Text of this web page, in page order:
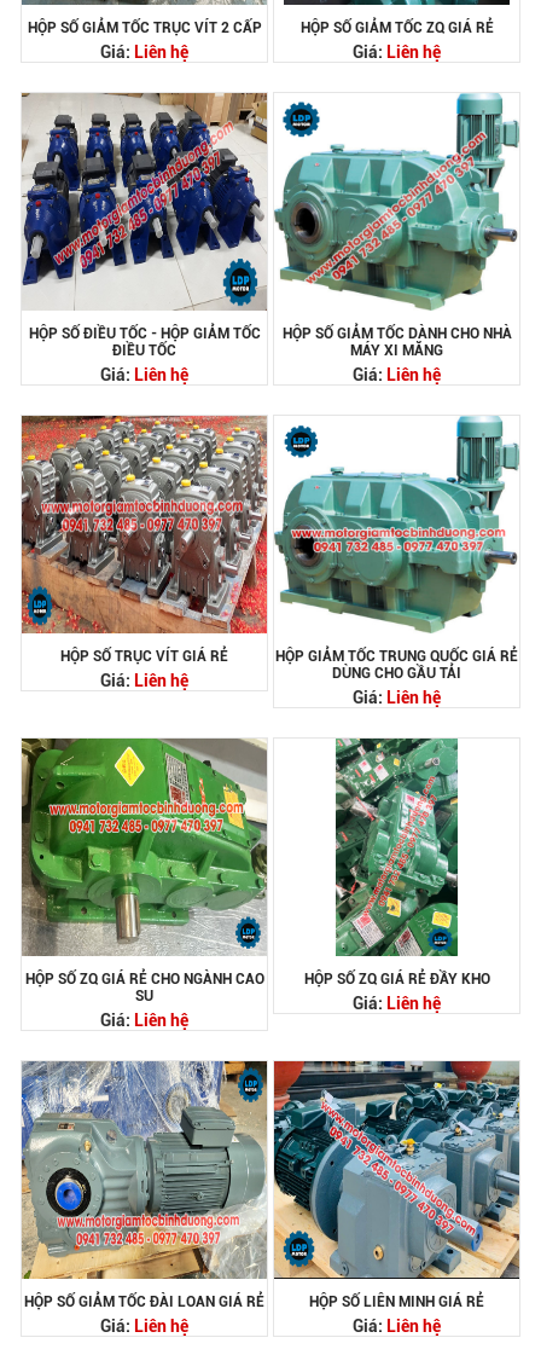
HỘP SỐ GIẢM TỐC TRỤC VÍT 2 CẤP
Giá: Liên hệ
HỘP SỐ GIẢM TỐC ZQ GIÁ RẺ
Giá: Liên hệ
HỘP SỐ ĐIỀU TỐC - HỘP GIẢM TỐC
ĐIỀU TỐC
Giá: Liên hệ
HỘP SỐ GIẢM TỐC DÀNH CHO NHÀ
MÁY XI MĂNG
Giá: Liên hệ
HỘP SỐ TRỤC VÍT GIÁ RẺ
Giá: Liên hệ
HỘP GIẢM TỐC TRUNG QUỐC GIÁ RẺ
DÙNG CHO GẦU TẢI
Giá: Liên hệ
HỘP SỐ ZQ GIÁ RẺ CHO NGÀNH CAO
SU
Giá: Liên hệ
HỘP SỐ ZQ GIÁ RẺ ĐẦY KHO
Giá: Liên hệ
HỘP SỐ GIẢM TỐC ĐÀI LOAN GIÁ RẺ
Giá: Liên hệ
HỘP SỐ LIÊN MINH GIÁ RẺ
Giá: Liên hệ